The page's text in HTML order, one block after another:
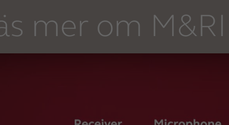
mer om